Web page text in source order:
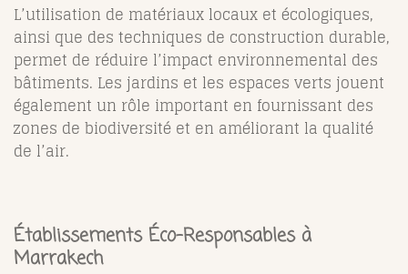
L’utilisation de matériaux locaux et écologiques,
ainsi que des techniques de construction durable,
permet de réduire l’impact environnemental des
bâtiments. Les jardins et les espaces verts jouent
également un rôle important en fournissant des
zones de biodiversité et en améliorant la qualité
de l’air.
Établissements Éco-Responsables à
Marrakech